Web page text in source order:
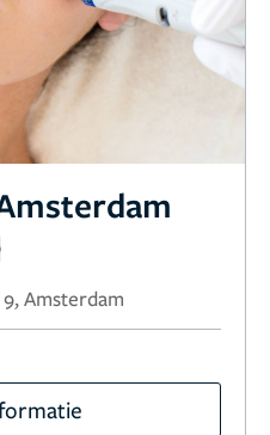
Amsterdam